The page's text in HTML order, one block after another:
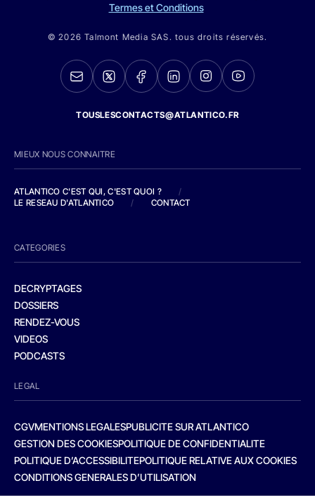
Termes et Conditions
© 2026 Talmont Media SAS. tous droits réservés.
TOUSLESCONTACTS@ATLANTICO.FR
MIEUX NOUS CONNAITRE
ATLANTICO C'EST QUI, C'EST QUOI ?
/
LE RESEAU D'ATLANTICO
/ CONTACT
CATEGORIES
DECRYPTAGES
DOSSIERS
RENDEZ-VOUS
VIDEOS
PODCASTS
LEGAL
CGVMENTIONS LEGALESPUBLICITE SUR ATLANTICO
GESTION DES COOKIESPOLITIQUE DE CONFIDENTIALITE
POLITIQUE D’ACCESSIBILITEPOLITIQUE RELATIVE AUX COOKIES
CONDITIONS GENERALES D’UTILISATION